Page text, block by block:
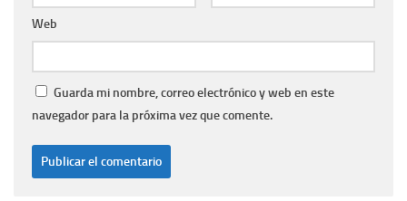
Web
Guarda mi nombre, correo electrónico y web en este
navegador para la próxima vez que comente.